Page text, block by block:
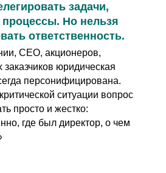
задачи,
процессы. Но нельзя
ответственность.
CEO, акционеров,
заказчиков юридическая
персонифицирована.
ситуации вопрос
просто и жестко:
где был директор, о чем